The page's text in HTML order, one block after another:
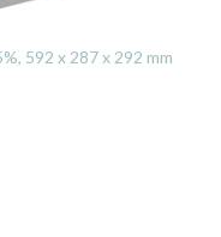
592 x 287 x 292 mm